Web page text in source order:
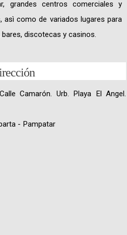
grandes centros comerciales y
asì como de variados lugares para
discotecas y casinos.
Camarón. Urb. Playa El Angel.
- Pampatar